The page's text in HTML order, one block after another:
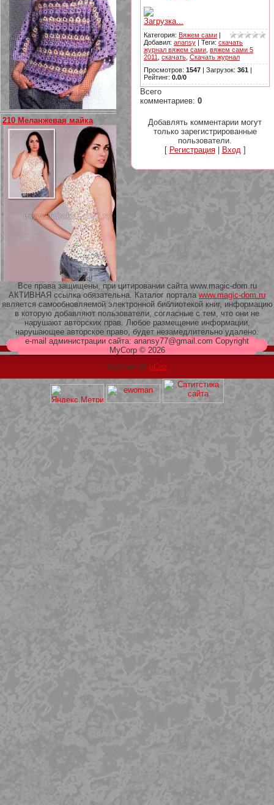
210 Меланжевая майка
209 Белая кофта из ленточного
кружева
Загрузка...
Категория: Вяжем сами |
Добавил: anansy | Теги: скачать
журнал вяжем сами вяжем сами 5
2011
cкачать Скачать журнал
Просмотров: 1547 | Загрузок: 361 |
Рейтинг: 0.0/0
Всего
комментариев: 0
Добавлять комментарии могут
только зарегистрированные
пользователи.
[ Регистрация| Вход]
Все права защищены, при цитировании сайта www.magic-dom.ru
АКТИВНАЯ ссылка обязательна. Каталог портала www.magic-dom.ru
является самообновляемой электронной библиотекой книг, информацию
в которую добавляют пользователи, согласные с тем, что они не
нарушают авторских прав. Любое размещение информации,
нарушающее авторское право, будет незамедлительно удалено.
e-mail администрации сайта: anansy77@gmail.com Copyright
MyCorp © 2026
Хостинг от uCoz